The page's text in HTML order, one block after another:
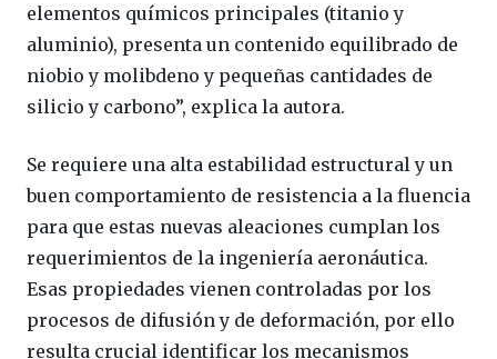
elementos químicos principales (titanio y
aluminio), presenta un contenido equilibrado de
niobio y molibdeno y pequeñas cantidades de
silicio y carbono”, explica la autora.
Se requiere una alta estabilidad estructural y un
buen comportamiento de resistencia a la fluencia
para que estas nuevas aleaciones cumplan los
requerimientos de la ingeniería aeronáutica.
Esas propiedades vienen controladas por los
procesos de difusión y de deformación, por ello
resulta crucial identificar los mecanismos